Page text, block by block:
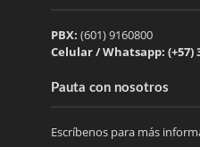
PBX: (601) 9160800
Celular / Whatsapp: (+57)
Pauta con nosotros
Escríbenos para más